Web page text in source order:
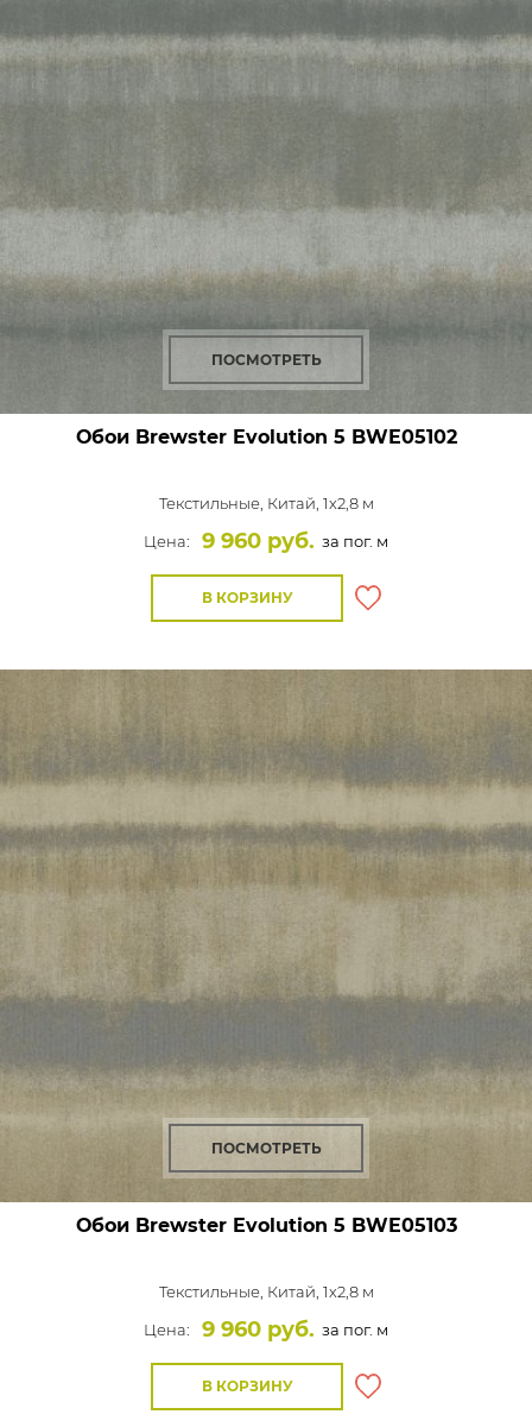
ПОСМОТРЕТЬ
Обои Brewster Evolution 5 BWE05102
Текстильные, Китай, 1x2,8 м
Цена:
9 960 руб. за пог. м
В КОРЗИНУ
ПОСМОТРЕТЬ
Обои Brewster Evolution 5 BWE05103
Текстильные, Китай, 1x2,8 м
Цена:
9 960 руб. за пог. м
В КОРЗИНУ